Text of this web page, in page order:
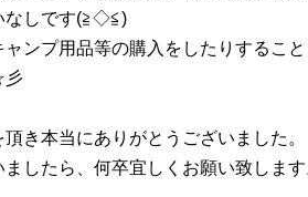
なしです(≧◇≦)
ンプ用品等の購入をしたりするこ
彡
き本当にありがとうございました。
ましたら、何卒宜しくお願い致しま